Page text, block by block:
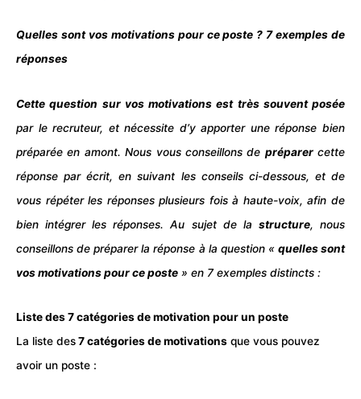
Quelles sont vos motivations pour ce poste ? 7 exemples de
réponses
Cette question sur vos motivations est très souvent posée
par lerecruteur, et nécessite d’y apporter une réponse bien
préparée en amont. Nous vous conseillons de préparercette
réponse par écrit, en suivant les conseils ci-dessous, et de
vous répéter les réponses plusieurs fois à haute-voix, afin de
bien intégrer les réponses. Au sujet de la structure, nous
conseillons de préparer la réponse à la question« quelles sont
vos motivations pour ce poste » en 7 exemples distincts :
Liste des 7 catégories de motivation pour un poste
La liste des7 catégories de motivations que vous pouvez
avoir un poste :